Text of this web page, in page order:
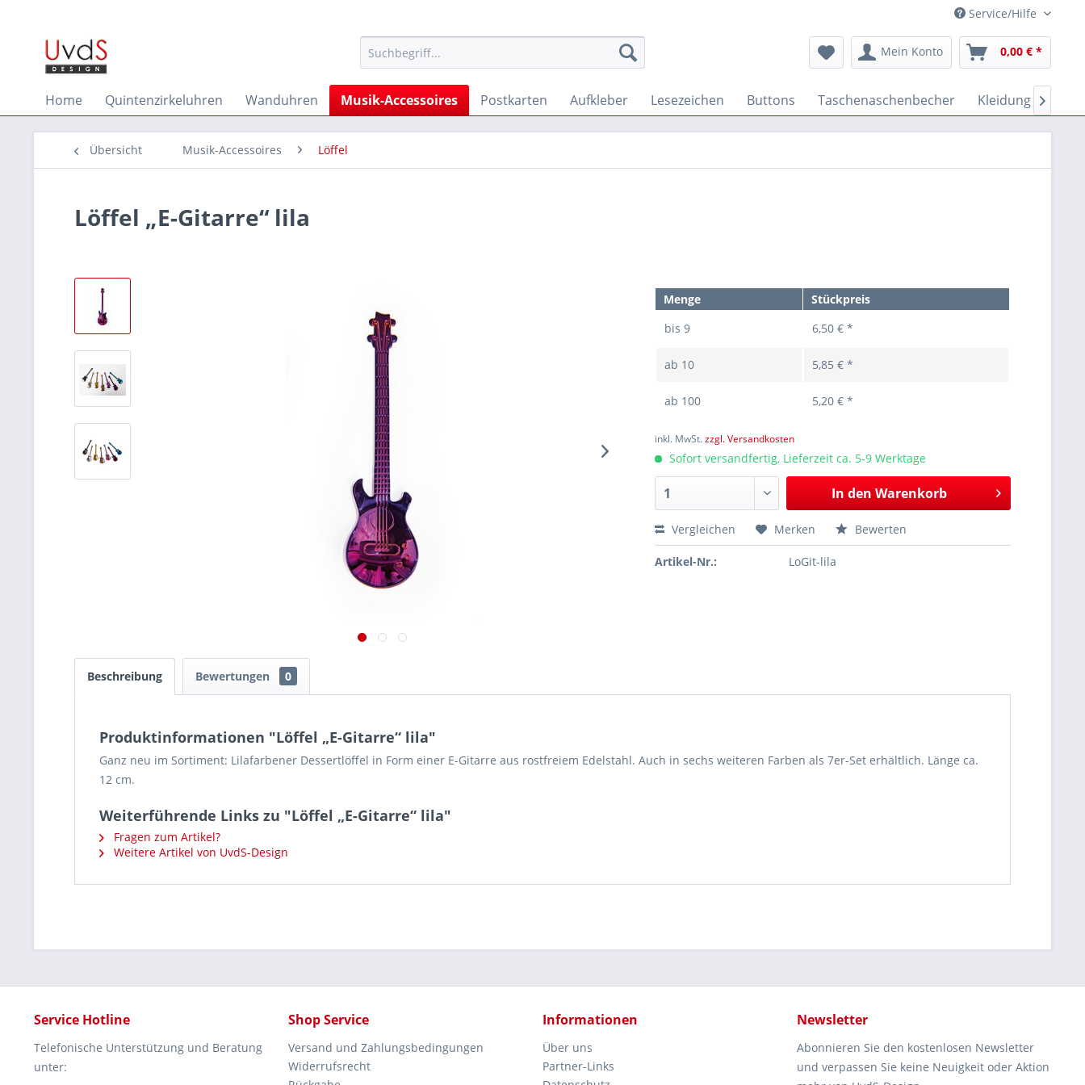
Service/Hilfe
Mein Konto 0,00 € *
Home Quintenzirkeluhren Wanduhren Musik-Accessoires Postkarten Aufkleber Lesezeichen Buttons Taschenaschenbecher Kleidung 
Übersicht Musik-Accessoires Löffel
Löffel „E-Gitarre“ lila
Menge
Stückpreis
bis9 6,50 € *
ab 10 5,85 € *
ab 100 5,20 € *
inkl. MwSt.zzgl. Versandkosten
Sofort versandfertig, Lieferzeit ca. 5-9 Werktage
In den Warenkorb
Vergleichen Merken Bewerten
Artikel-Nr.: LoGit-lila
Beschreibung Bewertungen 0
Produktinformationen "Löffel „E-Gitarre“ lila"
Ganz neu im Sortiment: Lilafarbener Dessertlöffel in Form einer E-Gitarre aus rostfreiem Edelstahl. Auch in sechs weiteren Farben als 7er-Set erhältlich. Länge ca.
12 cm.
Weiterführende Links zu "Löffel „E-Gitarre“ lila"
Fragen zum Artikel?
Weitere Artikel von UvdS-Design
Service Hotline
Telefonische Unterstützung und Beratung
unter:
Shop Service
Versand und Zahlungsbedingungen
Widerrufsrecht
Informationen
Über uns
Partner-Links
Newsletter
Abonnieren Sie den kostenlosen Newsletter
und verpassen Sie keine Neuigkeit oder Aktion